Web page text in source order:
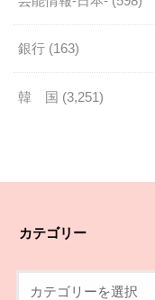
銀行 (163)
韓 国 (3,251)
カテゴリー